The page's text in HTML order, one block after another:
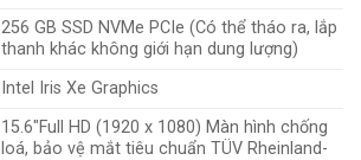
256 GB SSD NVMe PCIe (Có thể tháo ra, lắp
thanh khác không giới hạn dung lượng)
Intel Iris Xe Graphics
15.6″Full HD (1920 x 1080) Màn hình chống
loá, bảo vệ mắt tiêu chuẩn TÜV Rheinland-